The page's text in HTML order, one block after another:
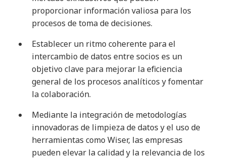
proporcionar información valiosa para los
procesos de toma de decisiones.
Establecer un ritmo coherente para el
intercambio de datos entre socios es un
objetivo clave para mejorar la eficiencia
general de los procesos analíticos y fomentar
la colaboración.
Mediante la integración de metodologías
innovadoras de limpieza de datos y el uso de
herramientas como Wiser, las empresas
pueden elevar la calidad y la relevancia de los